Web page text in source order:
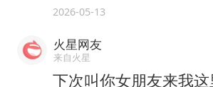
2026-05-13
火星网友
来自火星
下次叫你女朋友来我